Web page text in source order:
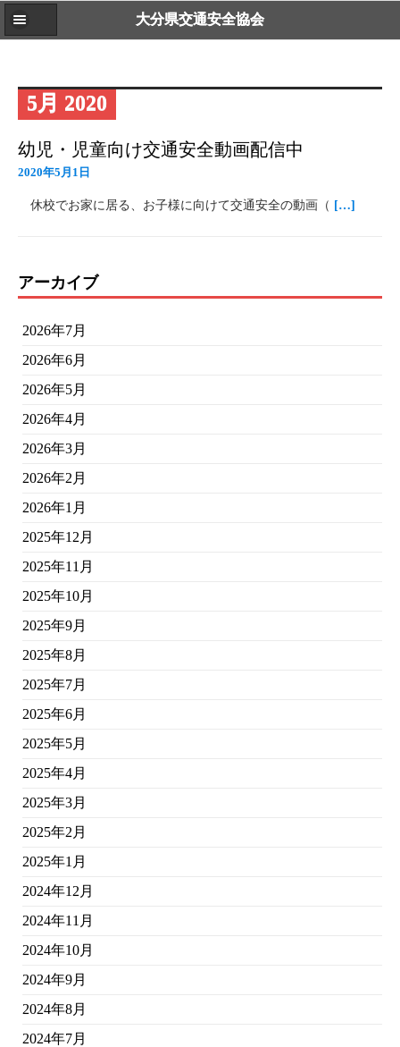
大分県交通安全協会
5月 2020
幼児・児童向け交通安全動画配信中
2020年5月1日
休校でお家に居る、お子様に向けて交通安全の動画（ […]
アーカイブ
2026年7月
2026年6月
2026年5月
2026年4月
2026年3月
2026年2月
2026年1月
2025年12月
2025年11月
2025年10月
2025年9月
2025年8月
2025年7月
2025年6月
2025年5月
2025年4月
2025年3月
2025年2月
2025年1月
2024年12月
2024年11月
2024年10月
2024年9月
2024年8月
2024年7月